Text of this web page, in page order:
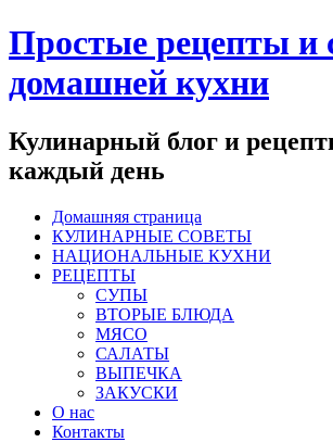
Перейти
к
Простые рецепты и
домашней кухни
Кулинарный блог и
каждый день
Домашняя страница
КУЛИНАРНЫЕ СОВЕТЫ
НАЦИОНАЛЬНЫЕ КУХНИ
РЕЦЕПТЫ
СУПЫ
ВТОРЫЕ БЛЮДА
МЯСО
САЛАТЫ
ВЫПЕЧКА
ЗАКУСКИ
О нас
Контакты